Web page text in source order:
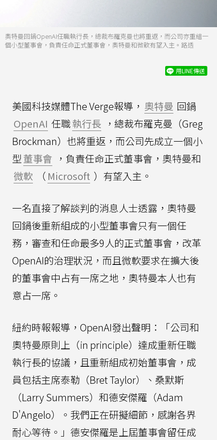
奧特曼回鍋OpenAI任職執行長，總裁布羅克曼也將重返，而公司亦重組一
個小型董事會，負責任命正式董事會，奧特曼和微軟有望入主。路透
用LINE傳送
美國科技媒體The Verge報導， 奧特曼 回鍋
OpenAI 任職執行長 ，總裁布羅克曼（Greg
Brockman）也將重返，而公司先成立一個小
型 董事會 ，負責任命正式董事會，奧特曼和
微軟
（ Microsoft ）有望入主。
一名直接了解談判的消息人士透露，奧特曼
回鍋後重新組成的小型董事會只有一個任
務，審查和任命最多9人的正式董事會，改革
OpenAI的治理狀況，而且微軟要求在擴大後
的董事會中占有一席之地，奧特曼本人也有
意占一席。
紐約時報報導，OpenAI發出聲明：「公司和
奧特曼原則上（in principle）達成重新任職
執行長的協議，且重新組成初始董事會，成
員包括主席泰勒（Bret Taylor）、桑默斯
（Larry Summers）和德安傑羅（Adam
D'Angelo）。我們正在研擬細節，感謝各界
耐心等待。」德安傑羅是上屆董事會留任成